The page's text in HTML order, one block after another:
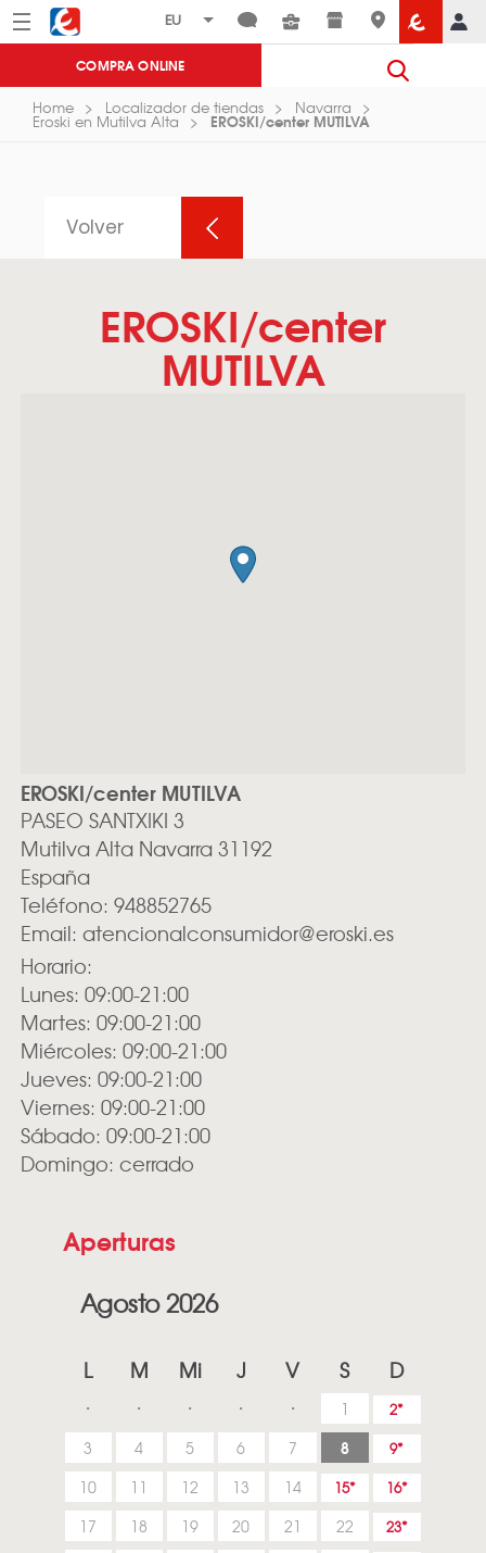
Menú Eroski
COMPRA ONLINE
Home Localizador de tiendas Navarra
Eroski en Mutilva Alta EROSKI/center MUTILVA
Volver
EROSKI/center
MUTILVA
EROSKI/center MUTILVA
PASEO SANTXIKI 3
Mutilva Alta Navarra 31192
España
Teléfono: 948852765
Email: atencionalconsumidor@eroski.es
Horario:
Lunes: 09:00-21:00
Martes: 09:00-21:00
Miércoles: 09:00-21:00
Jueves: 09:00-21:00
Viernes: 09:00-21:00
Sábado: 09:00-21:00
Domingo: cerrado
Aperturas
Agosto 2026
L M Mi J V S D
1 2
3 4 5 6 7 8 9
10 11 12 13 14 15 16
17 18 19 20 21 22 23